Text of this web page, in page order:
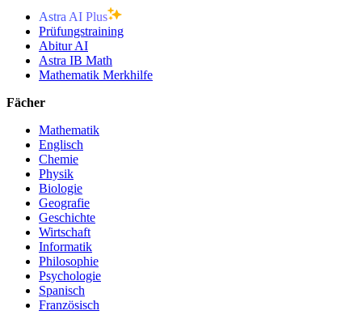
Astra AI Plus
Prüfungstraining
Abitur AI
Astra IB Math
Mathematik Merkhilfe
Fächer
Mathematik
Englisch
Chemie
Physik
Biologie
Geografie
Geschichte
Wirtschaft
Informatik
Philosophie
Psychologie
Spanisch
Französisch